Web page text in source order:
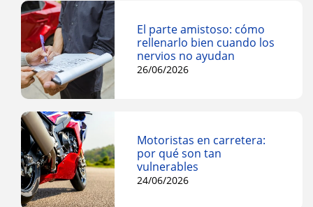
El parte amistoso: cómo
rellenarlo bien cuando los
nervios no ayudan
26/06/2026
Motoristas en carretera:
por qué son tan
vulnerables
24/06/2026